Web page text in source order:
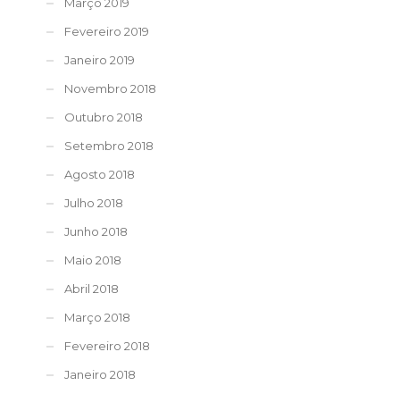
Fevereiro 2019
Janeiro 2019
Novembro 2018
Outubro 2018
Setembro 2018
Agosto 2018
Julho 2018
Junho 2018
Maio 2018
Abril 2018
Março 2018
Fevereiro 2018
Janeiro 2018